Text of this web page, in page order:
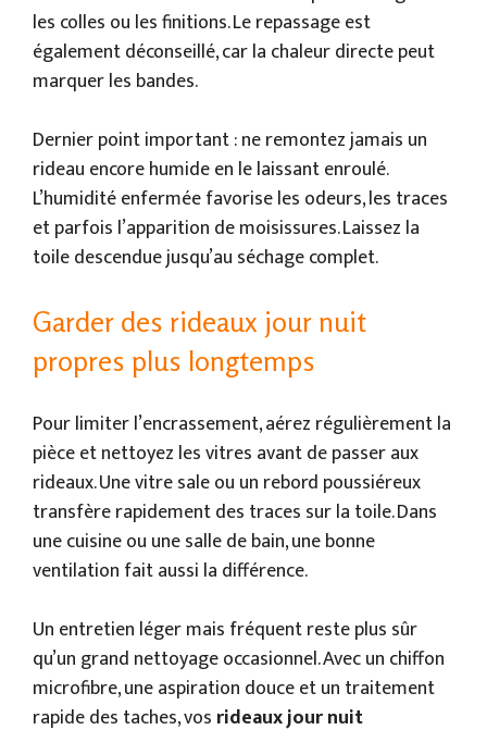
les colles ou les finitions. Le repassage est
également déconseillé, car la chaleur directe peut
marquer les bandes.
Dernier point important : ne remontez jamais un
rideau encore humide en le laissant enroulé.
L’humidité enfermée favorise les odeurs, les traces
et parfois l’apparition de moisissures. Laissez la
toile descendue jusqu’au séchage complet.
Garder des rideaux jour nuit
propres plus longtemps
Pour limiter l’encrassement, aérez régulièrement la
pièce et nettoyez les vitres avant de passer aux
rideaux. Une vitre sale ou un rebord poussiéreux
transfère rapidement des traces sur la toile. Dans
une cuisine ou une salle de bain, une bonne
ventilation fait aussi la différence.
Un entretien léger mais fréquent reste plus sûr
qu’un grand nettoyage occasionnel. Avec un chiffon
microfibre, une aspiration douce et un traitement
rapide des taches, vos rideaux jour nuit